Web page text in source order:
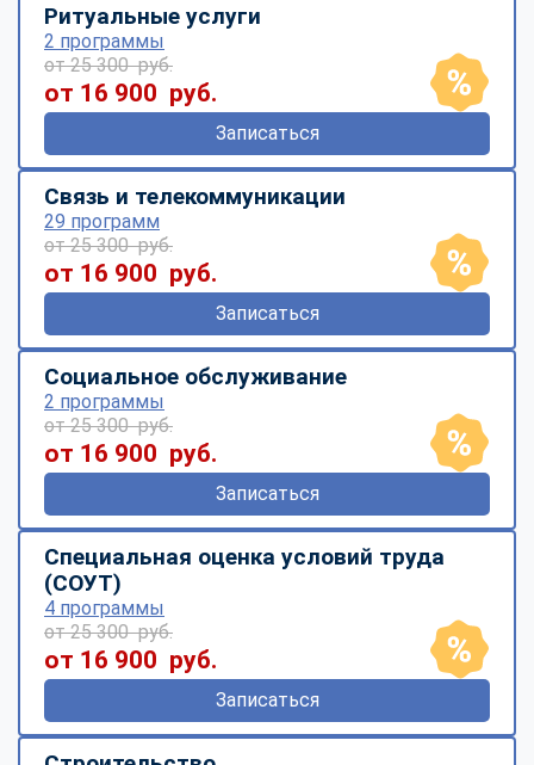
Ритуальные услуги
2 программы
от 25 300 руб.
от 16 900 руб.
Записаться
Связь и телекоммуникации
29 программ
от 25 300 руб.
от 16 900 руб.
Записаться
Социальное обслуживание
2 программы
от 25 300 руб.
от 16 900 руб.
Записаться
Специальная оценка условий труда
(СОУТ)
4 программы
от 25 300 руб.
от 16 900 руб.
Записаться